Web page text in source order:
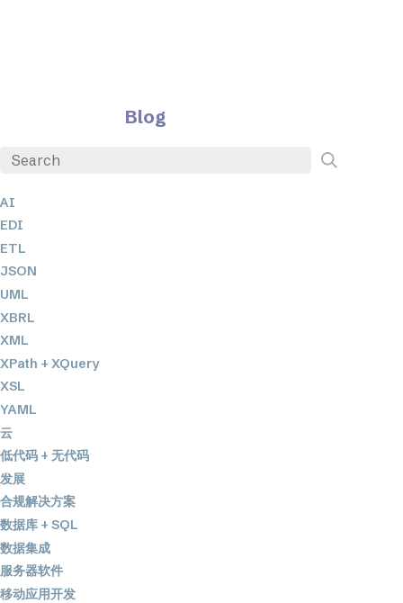
Blog
AI
EDI
ETL
JSON
UML
XBRL
XML
XPath + XQuery
XSL
YAML
云
低代码 + 无代码
发展
合规解决方案
数据库 + SQL
数据集成
服务器软件
移动应用开发